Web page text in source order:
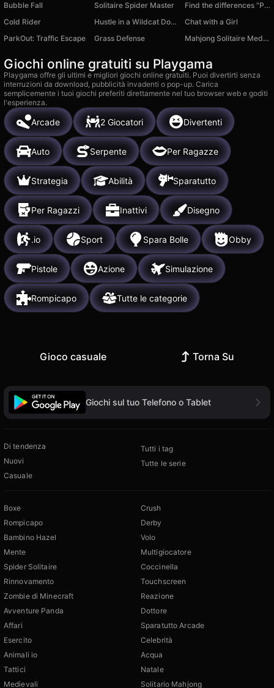
Bubble Fall
Solitaire Spider Master
Find the differences "Paintings of the world"
Cold Rider
Hustle in a Wildcat Dodge Challenger
Chat with a Girl
ParkOut: Traffic Escape
Grass Defense Mahjong Solitaire Meditation
Giochi online gratuiti su Playgama
Playgama offre gli ultimi e migliori giochi online gratuiti. Puoi divertirti senza
interruzioni da download, pubblicità invadenti o pop-up. Carica
semplicemente i tuoi giochi preferiti direttamente nel tuo browser web e goditi
l'esperienza.
Arcade 2 Giocatori Divertenti
Auto Serpente Per Ragazze
Strategia Abilità Sparatutto
Per Ragazzi Inattivi Disegno
.io Sport Spara Bolle Obby
Pistole Azione Simulazione
Rompicapo Tutte le categorie
Gioco casuale Torna Su
Giochi sul tuo Telefono o Tablet
Di tendenza
Nuovi
Casuale
Tutti i tag
Tutte le serie
Boxe
Rompicapo
Bambino Hazel
Mente
Spider Solitaire
Rinnovamento
Zombie di Minecraft
Avventure Panda
Affari
Esercito
Animali io
Tattici
Medievali
Crush
Derby
Volo
Multigiocatore
Coccinella
Touchscreen
Reazione
Dottore
Sparatutto Arcade
Celebrità
Acqua
Natale
Solitario Mahjong